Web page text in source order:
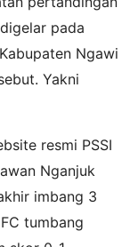
pada
Ngawi
Yakni
resmi PSSI
Nganjuk
imbang 3
tumbang